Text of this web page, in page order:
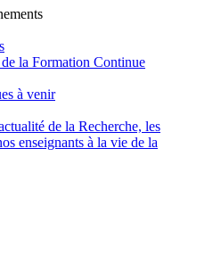
la Formation Continue
à venir
de la Recherche, les
enseignants à la vie de la